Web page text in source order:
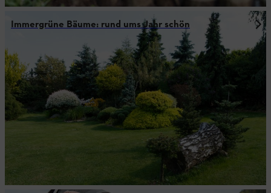
Immergrüne Bäume: rund ums Jahr schön